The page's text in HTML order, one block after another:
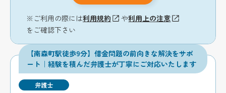
※ご利用の際には利用規約 や利用上の注意
をご確認下さい
【南森町駅徒歩9分】借金問題の前向きな解決をサポ
ート｜経験を積んだ弁護士が丁寧にご対応いたします
弁護士